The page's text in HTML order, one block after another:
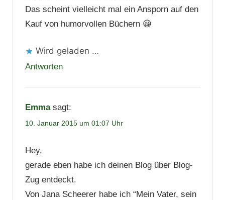
Das scheint vielleicht mal ein Ansporn auf den
Kauf von humorvollen Büchern 😀
Wird geladen …
Antworten
Emma sagt:
10. Januar 2015 um 01:07 Uhr
Hey,
gerade eben habe ich deinen Blog über Blog-
Zug entdeckt.
Von Jana Scheerer habe ich “Mein Vater, sein